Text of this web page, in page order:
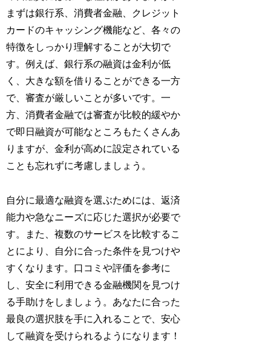
まずは銀行系、消費者金融、クレジット
カードのキャッシング機能など、各々の
特徴をしっかり理解することが大切で
す。例えば、銀行系の融資は金利が低
く、大きな額を借りることができる一方
で、審査が厳しいことが多いです。一
方、消費者金融では審査が比較的緩やか
で即日融資が可能なところもたくさんあ
りますが、金利が高めに設定されている
ことも忘れずに考慮しましょう。
自分に最適な融資を選ぶためには、返済
能力や急なニーズに応じた選択が必要で
す。また、複数のサービスを比較するこ
とにより、自分に合った条件を見つけや
すくなります。口コミや評価を参考に
し、安全に利用できる金融機関を見つけ
る手助けをしましょう。あなたに合った
最良の選択肢を手に入れることで、安心
して融資を受けられるようになります！